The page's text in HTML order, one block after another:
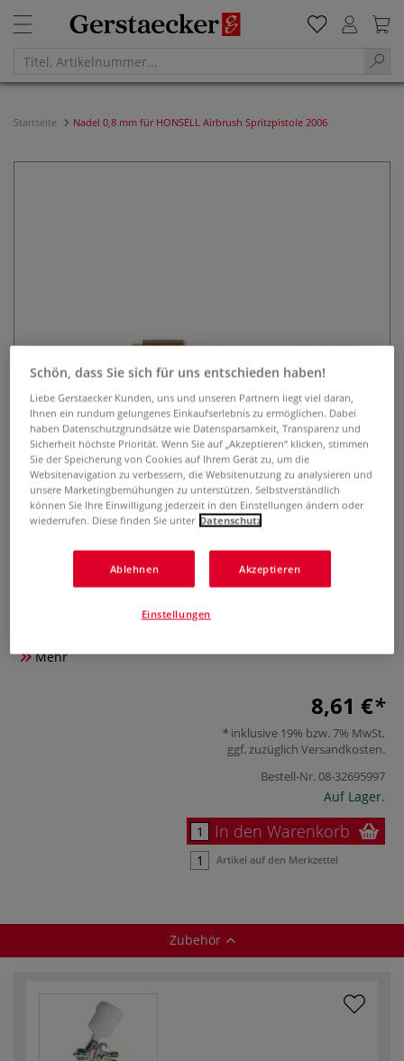
Startseite Nadel 0,8 mm für HONSELL Airbrush Spritzpistole 2006
Nadel 0,8 mm für HONSELL
Airbrush Spritzpistole 2006
0 Bewertungen
Mehr
8,61 €
inklusive 19% bzw. 7% MwSt,
ggf. zuzüglich Versandkosten.
Bestell-Nr.08-32695997
Auf Lager.
In den Warenkorb
Artikel auf den Merkzettel
Zubehör
Schön, dass Sie sich für uns entschieden haben!
Liebe Gerstaecker Kunden, uns und unseren Partnern liegt viel daran,
Ihnen ein rundum gelungenes Einkaufserlebnis zu ermöglichen. Dabei
haben Datenschutzgrundsätze wie Datensparsamkeit, Transparenz und
Sicherheit höchste Priorität. Wenn Sie auf „Akzeptieren“ klicken, stimmen
Sie der Speicherung von Cookies auf Ihrem Gerät zu, um die
Websitenavigation zu verbessern, die Websitenutzung zu analysieren und
unsere Marketingbemühungen zu unterstützen. Selbstverständlich
können Sie Ihre Einwilligung jederzeit in den Einstellungen ändern oder
wiederrufen. Diese finden Sie unter Datenschutz
Ablehnen Akzeptieren
Einstellungen